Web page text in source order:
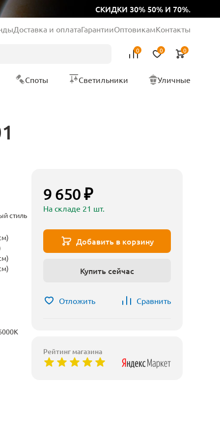
СКИДКИ 30% 50% И 70%.
Доставка и оплатаГарантииОптовикамКонтакты
0 0 0
Споты Светильники Уличные
стиль
9 650 ₽
На складе 21 шт.
Добавить в корзину
Купить сейчас
Отложить Сравнить
Рейтинг магазина